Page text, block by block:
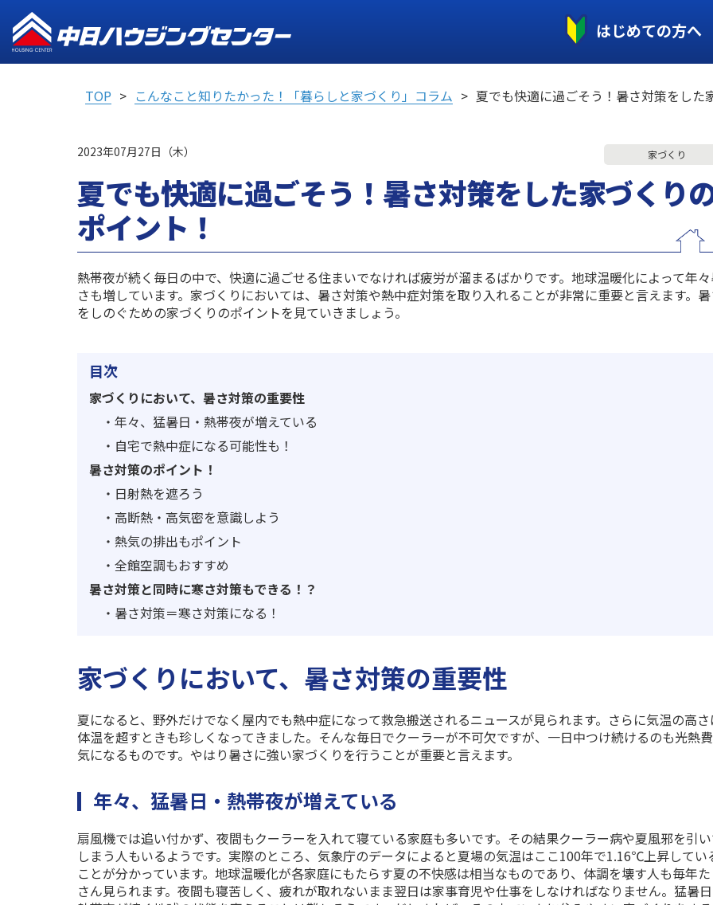
はじめての方へ
TOP こんなこと知りたかった！「暮らしと家づくり」コラム 夏でも快適に過ごそう！暑さ対策をした
2023年07月27日（木） 家づくり
夏でも快適に過ごそう！暑さ対策をした家づくり
ポイント！
熱帯夜が続く毎日の中で、快適に過ごせる住まいでなければ疲労が溜まるばかりです。地球温暖化によって年
さも増しています。家づくりにおいては、暑さ対策や熱中症対策を取り入れることが非常に重要と言えます。暑
をしのぐための家づくりのポイントを見ていきましょう。
目次
家づくりにおいて、暑さ対策の重要性
・ 年々、猛暑日・熱帯夜が増えている
・ 自宅で熱中症になる可能性も！
暑さ対策のポイント！
・ 日射熱を遮ろう
・ 高断熱・高気密を意識しよう
・ 熱気の排出もポイント
・ 全館空調もおすすめ
暑さ対策と同時に寒さ対策もできる！？
・ 暑さ対策＝寒さ対策になる！
家づくりにおいて、暑さ対策の重要性
夏になると、野外だけでなく屋内でも熱中症になって救急搬送されるニュースが見られます。さらに気温の高さ
体温を超すときも珍しくなってきました。そんな毎日でクーラーが不可欠ですが、一日中つけ続けるのも光熱
気になるものです。やはり暑さに強い家づくりを行うことが重要と言えます。
年々、猛暑日・熱帯夜が増えている
扇風機では追い付かず、夜間もクーラーを入れて寝ている家庭も多いです。その結果クーラー病や夏風邪を引
しまう人もいるようです。実際のところ、気象庁のデータによると夏場の気温はここ100年で1.16℃上昇してい
ことが分かっています。地球温暖化が各家庭にもたらす夏の不快感は相当なものであり、体調を壊す人も毎年た
さん見られます。夜間も寝苦しく、疲れが取れないまま翌日は家事育児や仕事をしなければなりません。猛暑